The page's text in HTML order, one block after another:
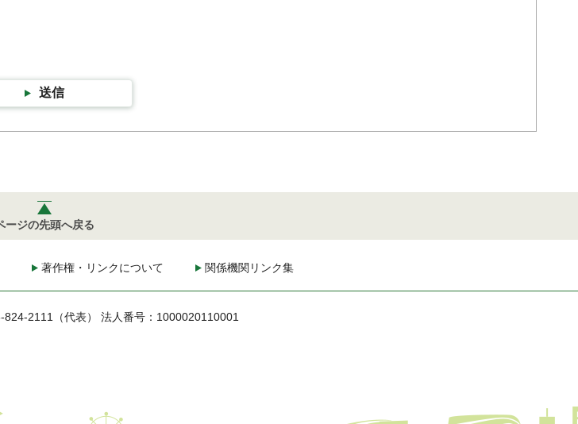
送信
ージの先頭へ戻る
著作権・リンクについて 関係機関リンク集
824-2111（代表） 法人番号：1000020110001